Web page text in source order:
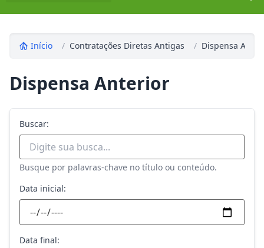
Início / Contratações Diretas Antigas / Dispensa
Dispensa Anterior
Buscar:
Busque por palavras-chave no título ou conteúdo.
Data inicial:
Data final: